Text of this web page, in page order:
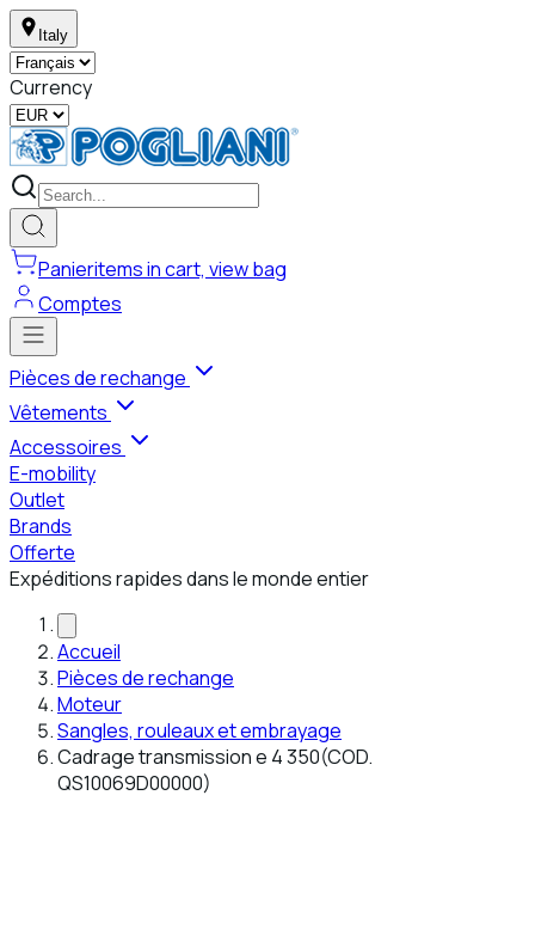
Italy
Currency
Panieritems in cart, view bag
Comptes
Pièces de rechange
Vêtements
Accessoires
E-mobility
Outlet
Brands
Offerte
Expéditions rapides dans le monde entier
Accueil
Pièces de rechange
Moteur
Sangles, rouleaux et embrayage
Cadrage transmission e 4 350(COD.
QS10069D00000)